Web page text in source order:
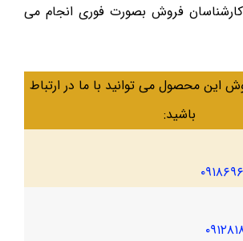
کارشناسان فروش بصورت فوری انجام می
این محصول می توانید با ما در ارتباط
باشید: